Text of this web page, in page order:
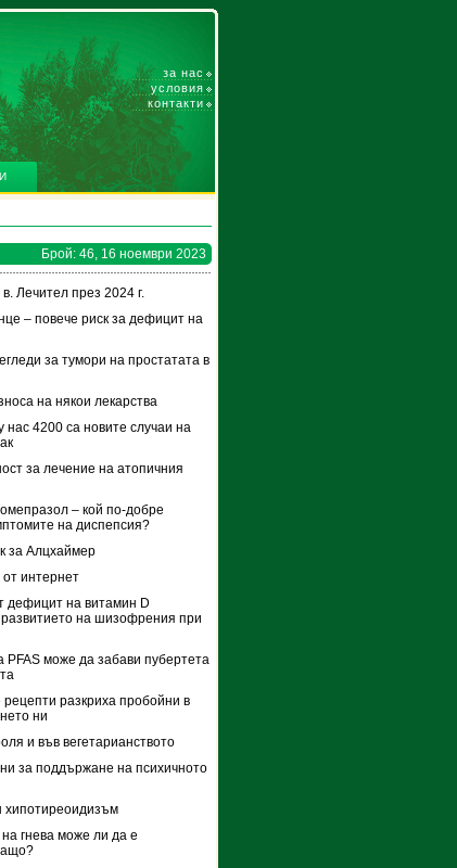
за нас
условия
контакти
Брой: 46, 16 ноември 2023
Лечител през 2024 г.
– повече риск за дефицит на
за тумори на простатата в
на някои лекарства
нас 4200 са новите случаи на
за лечение на атопичния
– кой по-добре
на диспепсия?
за Алцхаймер
интернет
дефицит на витамин D
на шизофрения при
PFAS може да забави пубертета
рецепти разкриха пробойни в
ни
и във вегетарианството
за поддържане на психичното
хипотиреоидизъм
гнева може ли да е